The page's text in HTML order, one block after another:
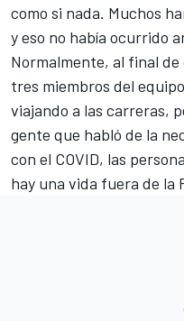
como si nada. Muchos
y eso no había ocurrido
Normalmente, al final
tres miembros del
viajando a las carreras,
gente que habló de la
con el COVID, las
hay una vida fuera de la